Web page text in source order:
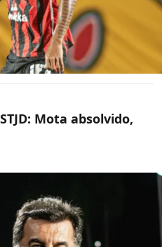
Mota absolvido,